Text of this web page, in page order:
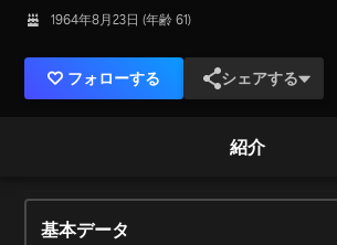
1964年8月23日 (年齢 61)
フォローする シェアする
紹介
基本データ